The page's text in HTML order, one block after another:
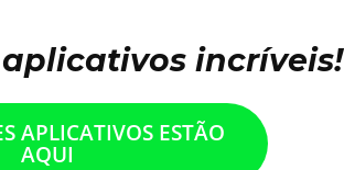
incríveis!
APLICATIVOS ESTÃO
AQUI